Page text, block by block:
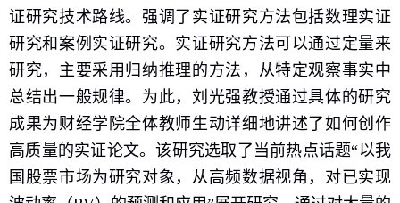
证研究技术路线。强调了实证研究方法包括数理实证
研究和案例实证研究。实证研究方法可以通过定量来
研究，主要采用归纳推理的方法，从特定观察事实中
总结出一般规律。为此，刘光强教授通过具体的研究
成果为财经学院全体教师生动详细地讲述了如何创作
高质量的实证论文。该研究选取了当前热点话题“以我
国股票市场为研究对象，从高频数据视角，对已实现